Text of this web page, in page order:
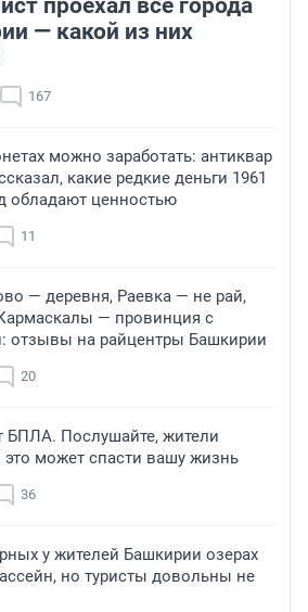
проехал все города
— какой из них
167
можно заработать: антиквар
какие редкие деньги 1961
обладают ценностью
11
— деревня, Раевка — не рай,
— провинция с
отзывы на райцентры Башкирии
20
БПЛА. Послушайте, жители
может спасти вашу жизнь
36
у жителей Башкирии озерах
но туристы довольны не